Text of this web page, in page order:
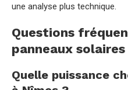
une analyse plus technique.
Questions
panneaux solaires
Quelle puissance